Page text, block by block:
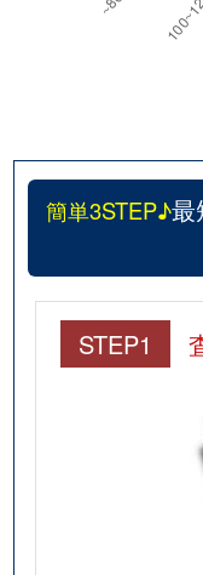
簡単3STEP♪最
STEP1